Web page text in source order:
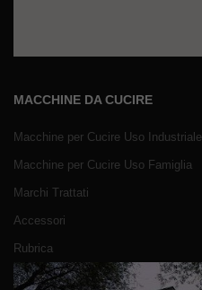
MACCHINE DA CUCIRE
Macchine per Cucire Uso Industriale
Macchine per Cucire Uso Famiglia
Marchi Trattati
Accessori
Rubrica